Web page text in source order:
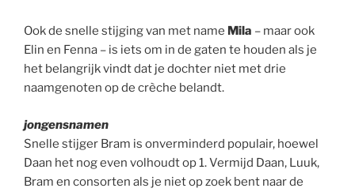
Ook de snelle stijging van met name Mila – maar ook
Elin en Fenna – is iets om in de gaten te houden als je
het belangrijk vindt dat je dochter niet met drie
naamgenoten op de crèche belandt.
jongensnamen
Snelle stijger Bram is onverminderd populair, hoewel
Daan het nog even volhoudt op 1. Vermijd Daan, Luuk,
Bram en consorten als je niet op zoek bent naar de